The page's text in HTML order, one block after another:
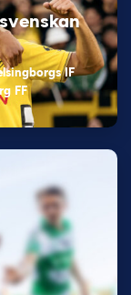
IF
FF